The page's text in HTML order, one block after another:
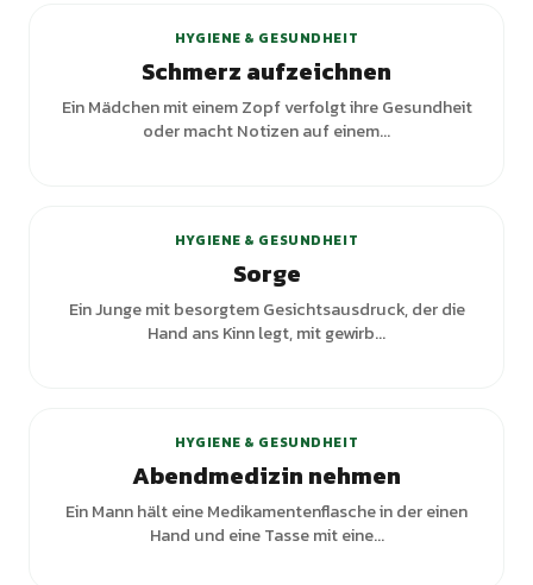
HYGIENE & GESUNDHEIT
Schmerz aufzeichnen
Ein Mädchen mit einem Zopf verfolgt ihre Gesundheit
oder macht Notizen auf einem...
HYGIENE & GESUNDHEIT
Sorge
Ein Junge mit besorgtem Gesichtsausdruck, der die
Hand ans Kinn legt, mit gewirb...
HYGIENE & GESUNDHEIT
Abendmedizin nehmen
Ein Mann hält eine Medikamentenflasche in der einen
Hand und eine Tasse mit eine...